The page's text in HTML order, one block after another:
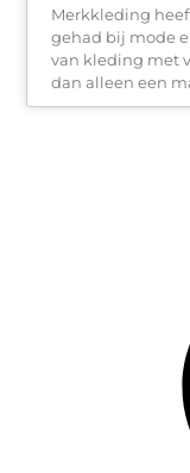
Merkkleding
gehad bij mode
van kleding met
dan alleen een